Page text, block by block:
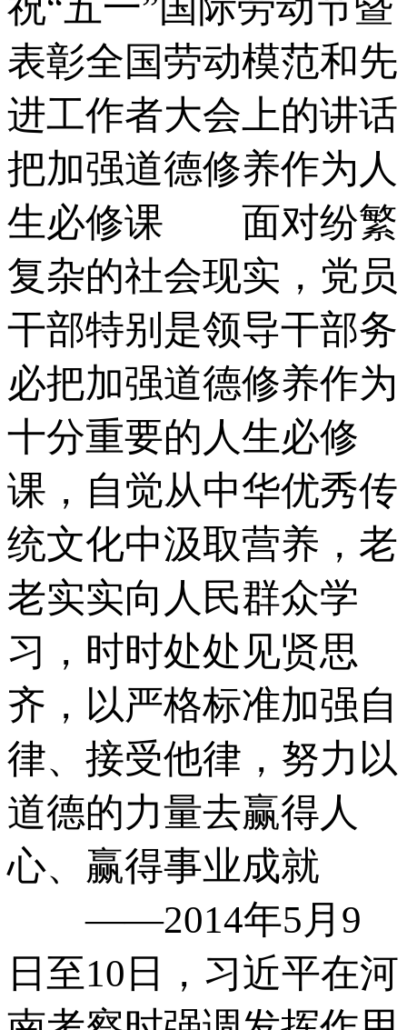
表彰全国劳动模范和先
进工作者大会上的讲话
把加强道德修养作为人
生必修课 面对纷繁
复杂的社会现实，党员
干部特别是领导干部务
必把加强道德修养作为
十分重要的人生必修
课，自觉从中华优秀传
统文化中汲取营养，老
老实实向人民群众学
习，时时处处见贤思
齐，以严格标准加强自
律、接受他律，努力以
道德的力量去赢得人
心、赢得事业成就
——2014年5月9
日至10日，习近平在河